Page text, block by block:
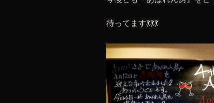
待ってます💃💃💃